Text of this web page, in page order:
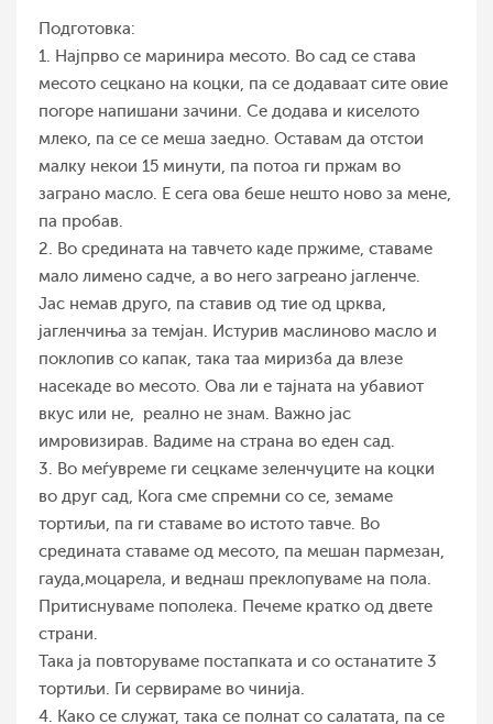
Подготовка:
1. Најпрво се маринира месото. Во сад се става
месото сецкано на коцки, па се додаваат сите овие
погоре напишани зачини. Се додава и киселото
млеко, па се се меша заедно. Оставам да отстои
малку некои 15 минути, па потоа ги пржам во
заграно масло. Е сега ова беше нешто ново за мене,
па пробав.
2. Во средината на тавчето каде пржиме, ставаме
мало лимено садче, а во него загреано јагленче.
Јас немав друго, па ставив од тие од црква,
јагленчиња за темјан. Истурив маслиново масло и
поклопив со капак, така таа миризба да влезе
насекаде во месото. Ова ли е тајната на убавиот
вкус или не, реално не знам. Важно јас
имровизирав. Вадиме на страна во еден сад.
3. Во меѓувреме ги сецкаме зеленчуците на коцки
во друг сад, Кога сме спремни со се, земаме
тортиљи, па ги ставаме во истото тавче. Во
средината ставаме од месото, па мешан пармезан,
гауда,моцарела, и веднаш преклопуваме на пола.
Притиснуваме пополека. Печеме кратко од двете
страни.
Така ја повторуваме постапката и со останатите 3
тортиљи. Ги сервираме во чинија.
4. Како се служат, така се полнат со салатата, па се